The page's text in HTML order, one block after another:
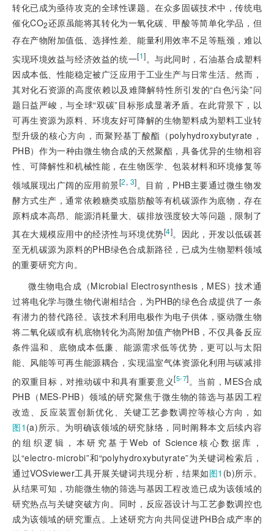
转化已成为亟待攻克的全球性课题。在众多固碳技术中，传统电
催化CO2还原虽能将其转化为一氧化碳、甲酸等简单化学品，但
存在产物附加值低、选择性差、能量利用效率不足等瓶颈，难以
实现环境效益与经济效益的统一[1]。与此同时，石油基合成塑料
因成本低、性能稳定被广泛应用于工业生产与日常生活。然而，
其对化石资源的高度依赖以及难降解特性所引发的“白色污染”问
题日益严峻，与全球“双碳”目标形成显著矛盾。在此背景下，以
可再生资源为原料、环境友好可降解的生物塑料成为塑料工业转
型升级的核心方向，而聚羟基丁酸酯（polyhydroxybutyrate，
PHB）作为一种由微生物合成的天然聚酯，具备优异的生物相容
性、可降解性和机械性能，在生物医学、包装材料和环境修复等
领域展现出广阔的应用前景[2, 3]。目前，PHB主要通过微生物发
酵方式生产，通常依赖糖类或脂肪酸等有机碳源作为底物，存在
原料成本高昂、能源消耗量大、碳排放强度较大等问题，限制了
其在大规模应用中的经济性与环境优势[4]。因此，开发以低碳甚
至无机碳源为原料的PHB绿色合成新路径，已成为生物塑料领域
的重要研究方向。
微生物电合成（Microbial Electrosynthesis，MES）技术通
过将电化学与微生物代谢相结合，为PHB的绿色合成提供了一条
有潜力的替代路径。该技术利用电极作为电子供体，驱动微生物
将二氧化碳或有机底物转化为高附加值产物PHB，不仅具备反应
条件温和、底物成本低廉、能源需求低等优势，更可以与太阳
能、风能等可再生能源耦合，实现温室气体资源化利用与碳减排
的双重目标，对推动碳中和具有重要意义[5-7]。当前，MES合成
PHB（MES-PHB）领域的研究聚焦于微生物的筛选与基因工程
改造、反应装置创新优化、关键工艺参数调控等核心方向，如
图1 (a)所示。为明确该领域的研究脉络，同时阐释本文后续内容
的组织逻辑，本研究基于Web of Science核心数据库，
以“electro-microbi”和“polyhydroxybutyrate”为关键词检索后，
通过VOSviewer工具开展关键词共现分析，结果如图1 (b)所示。
从结果可知，功能微生物的筛选与基因工程改造已成为该领域的
研究热点与关键突破方向。同时，反应器设计与工艺参数调控也
成为该领域的研究重点。上述研究方向共同促进PHB合成产率的